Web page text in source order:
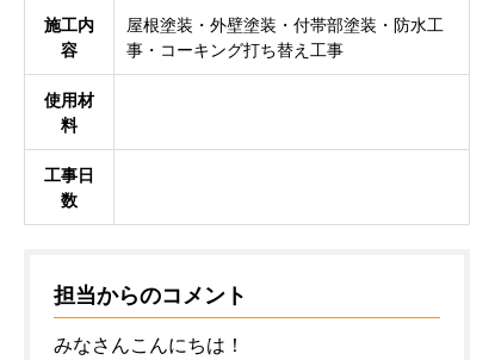
施工内
容
屋根塗装・外壁塗装・付帯部塗装・防水工
事・コーキング打ち替え工事
使用材
料
工事日
数
担当からのコメント
みなさんこんにちは！